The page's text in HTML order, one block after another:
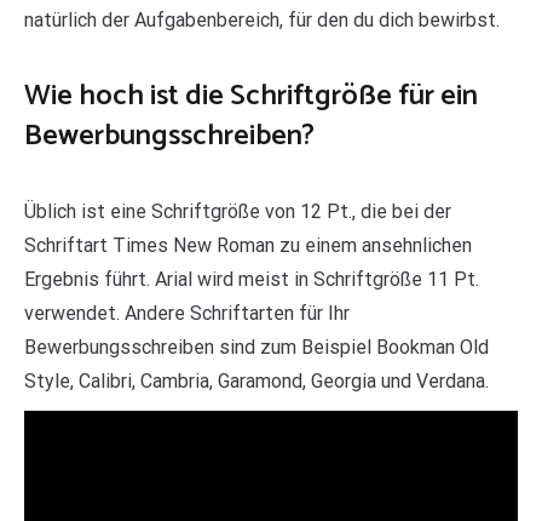
natürlich der Aufgabenbereich, für den du dich bewirbst.
Wie hoch ist die Schriftgröße für ein
Bewerbungsschreiben?
Üblich ist eine Schriftgröße von 12 Pt., die bei der
Schriftart Times New Roman zu einem ansehnlichen
Ergebnis führt. Arial wird meist in Schriftgröße 11 Pt.
verwendet. Andere Schriftarten für Ihr
Bewerbungsschreiben sind zum Beispiel Bookman Old
Style, Calibri, Cambria, Garamond, Georgia und Verdana.